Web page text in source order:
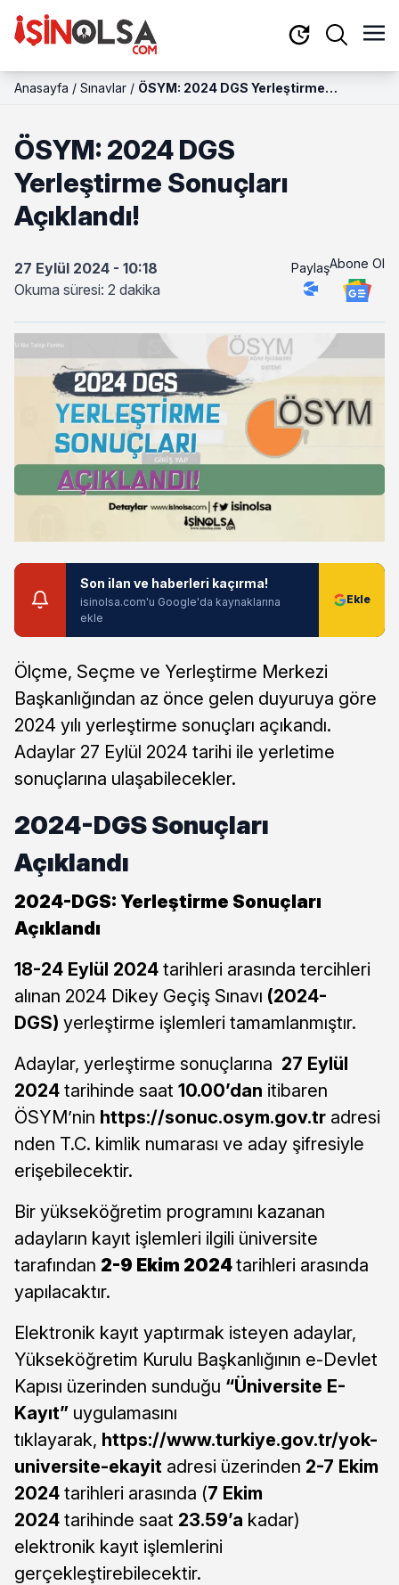
Anasayfa / Sınavlar / ÖSYM: 2024 DGS Yerleştirme
ÖSYM: 2024 DGS
Yerleştirme Sonuçları
Açıklandı!
27 Eylül 2024 - 10:18
Okuma süresi: 2 dakika
PaylaşAbone Ol
Son ilan ve haberleri kaçırma!
isinolsa.com'u Google'da kaynaklarına
ekle
Ölçme, Seçme ve Yerleştirme Merkezi
Başkanlığından az önce gelen duyuruya göre
2024 yılı yerleştirme sonuçları açıkandı.
Adaylar 27 Eylül 2024 tarihi ile yerletime
sonuçlarına ulaşabilecekler.
2024-DGS Sonuçları
Açıklandı
2024-DGS: Yerleştirme Sonuçları
Açıklandı
18-24 Eylül 2024 tarihleri arasında tercihleri
alınan 2024 Dikey Geçiş Sınavı (2024-
DGS) yerleştirme işlemleri tamamlanmıştır.
Adaylar, yerleştirme sonuçlarına 27 Eylül
2024 tarihinde saat 10.00’dan itibaren
ÖSYM’nin https://sonuc.osym.gov.tr adresi
nden T.C. kimlik numarası ve aday şifresiyle
erişebilecektir.
Bir yükseköğretim programını kazanan
adayların kayıt işlemleri ilgili üniversite
tarafından 2-9 Ekim 2024tarihleri arasında
yapılacaktır.
Elektronik kayıt yaptırmak isteyen adaylar,
Yükseköğretim Kurulu Başkanlığının e-Devlet
Kapısı üzerinden sunduğu “Üniversite E-
Kayıt” uygulamasını
tıklayarak, https://www.turkiye.gov.tr/yok-
universite-ekayit adresi üzerinden 2-7 Ekim
2024 tarihleri arasında (7 Ekim
2024 tarihinde saat 23.59’a kadar)
elektronik kayıt işlemlerini
gerçekleştirebilecektir.